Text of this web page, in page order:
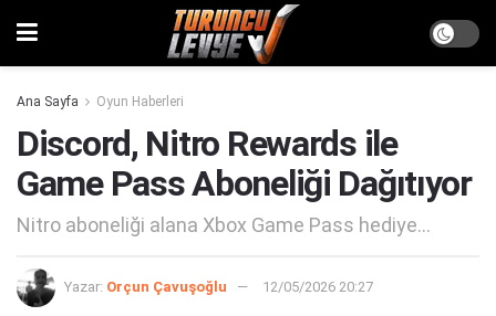
Ana Sayfa Oyun Haberleri
Discord, Nitro Rewards ile
Game Pass Aboneliği Dağıtıyor
Nitro aboneliği alana Xbox Game Pass hediye...
Yazar: Orçun Çavuşoğlu 12/05/2026 20:27